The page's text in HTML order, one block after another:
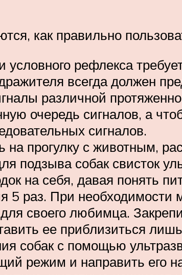
как правильно
условного рефлекса
всегда должен
различной
очередь сигналов, а
сигналов.
прогулку с животным,
подзыва собак свисток
на себя, давая понять
5 раз. При необходимости
своего любимца.
ее приблизиться
собак с помощью
режим и направить его